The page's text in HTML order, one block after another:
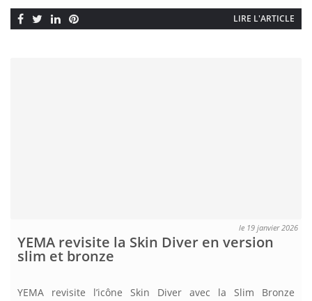
LIRE L'ARTICLE
le 19 janvier 2026
YEMA revisite la Skin Diver en version
slim et bronze
YEMA revisite l’icône Skin Diver avec la Slim Bronze